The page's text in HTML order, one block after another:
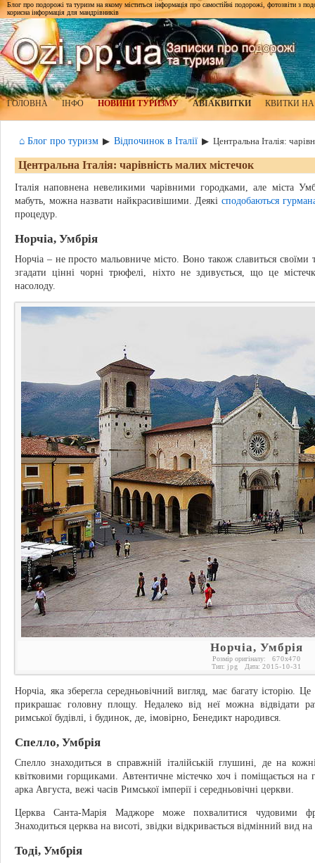
Блог про подорожі та туризм на якому міститься інформація про самостійні подорожі, фотозвіти з
корисна інформація для мандрівників
ГОЛОВНА ІНФО НОВИНИ ТУРИЗМУ АВІАКВИТКИ КВИТКИ
⌂ Блог про туризм ▶ Відпочинок в Італії ▶ Центральна Італія:
Центральна Італія: чарівність малих містечок
Італія наповнена невеликими чарівними городками, але міста
мабуть, можна назвати найкрасивішими. Деякісподобаються
процедур.
Норчіа, Умбрія
Норчіа – не просто мальовниче місто. Воно також славиться
згадати цінні чорні трюфелі, ніхто не здивується, що це
насолоду.
Норчіа, Умбрія
Розмір оригіналу: 670x470
Тип: jpg Дата: 2015-10-31
Норчіа, яка зберегла середньовічний вигляд, має багату історію.
прикрашає головну площу. Недалеко від неї можна відвідати
римської будівлі, і будинок, де, імовірно, Бенедикт народився.
Спелло, Умбрія
Спелло знаходиться в справжній італійській глушині, де на
квітковими горщиками. Автентичне містечко хоч і поміщається на
арка Августа, вежі часів Римської імперії і середньовічні церкви.
Церква Санта-Марія Маджоре може похвалитися чудовими
Знаходиться церква на висоті, звідки відкривається відмінний вид на
Тоді, Умбрія